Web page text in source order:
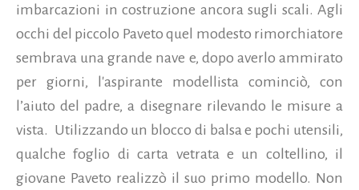
imbarcazioni in costruzione ancora sugli scali. Agli
occhi del piccolo Paveto quel modesto rimorchiatore
sembrava una grande nave e, dopo averlo ammirato
per giorni, l'aspirante modellista cominciò, con
l’aiuto del padre, a disegnare rilevando le misure a
vista. Utilizzando un blocco di balsa e pochi utensili,
qualche foglio di carta vetrata e un coltellino, il
giovane Paveto realizzò il suo primo modello. Non